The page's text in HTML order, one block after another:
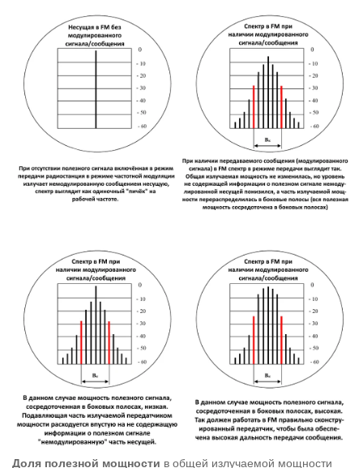
Доля полезной мощности в общей излучаемой мощности